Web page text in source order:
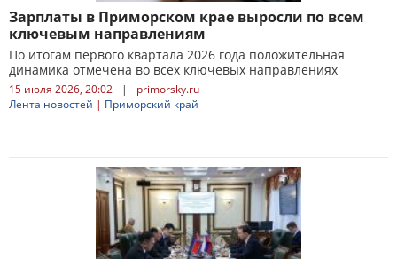
Зарплаты в Приморском крае выросли по всем
ключевым направлениям
По итогам первого квартала 2026 года положительная
динамика отмечена во всех ключевых направлениях
15 июля 2026, 20:02 |
primorsky.ru
Лента новостей | Приморский край